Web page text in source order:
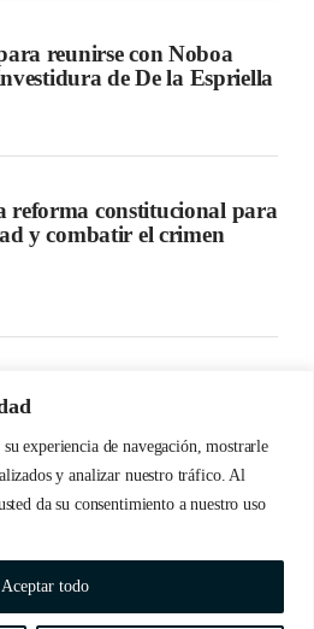
experiencia de navegación, mostrarle
y analizar nuestro tráfico. Al
da su consentimiento a nuestro uso
Aceptar todo
reunirse con Noboa
de De la Espriella
reforma constitucional para
y combatir el crimen
reservados